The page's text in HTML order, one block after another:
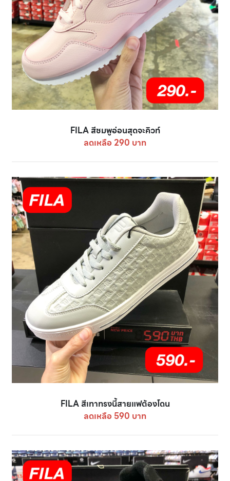
FILA สีชมพูอ่อนสุดจะคิวท์
ลดเหลือ 290 บาท
FILA สีเทาทรงนี้สายแฟต้องโดน
ลดเหลือ 590 บาท